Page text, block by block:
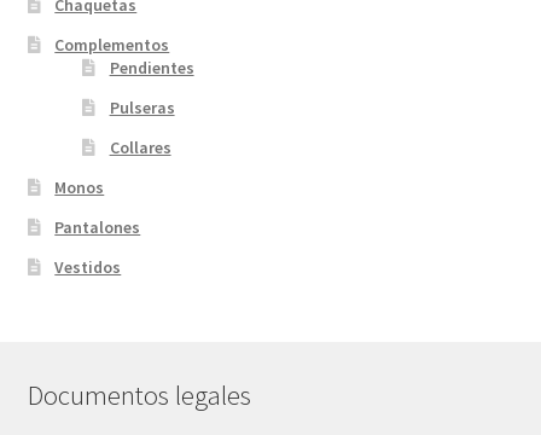
Chaquetas
Complementos
Pendientes
Pulseras
Collares
Monos
Pantalones
Vestidos
Documentos legales